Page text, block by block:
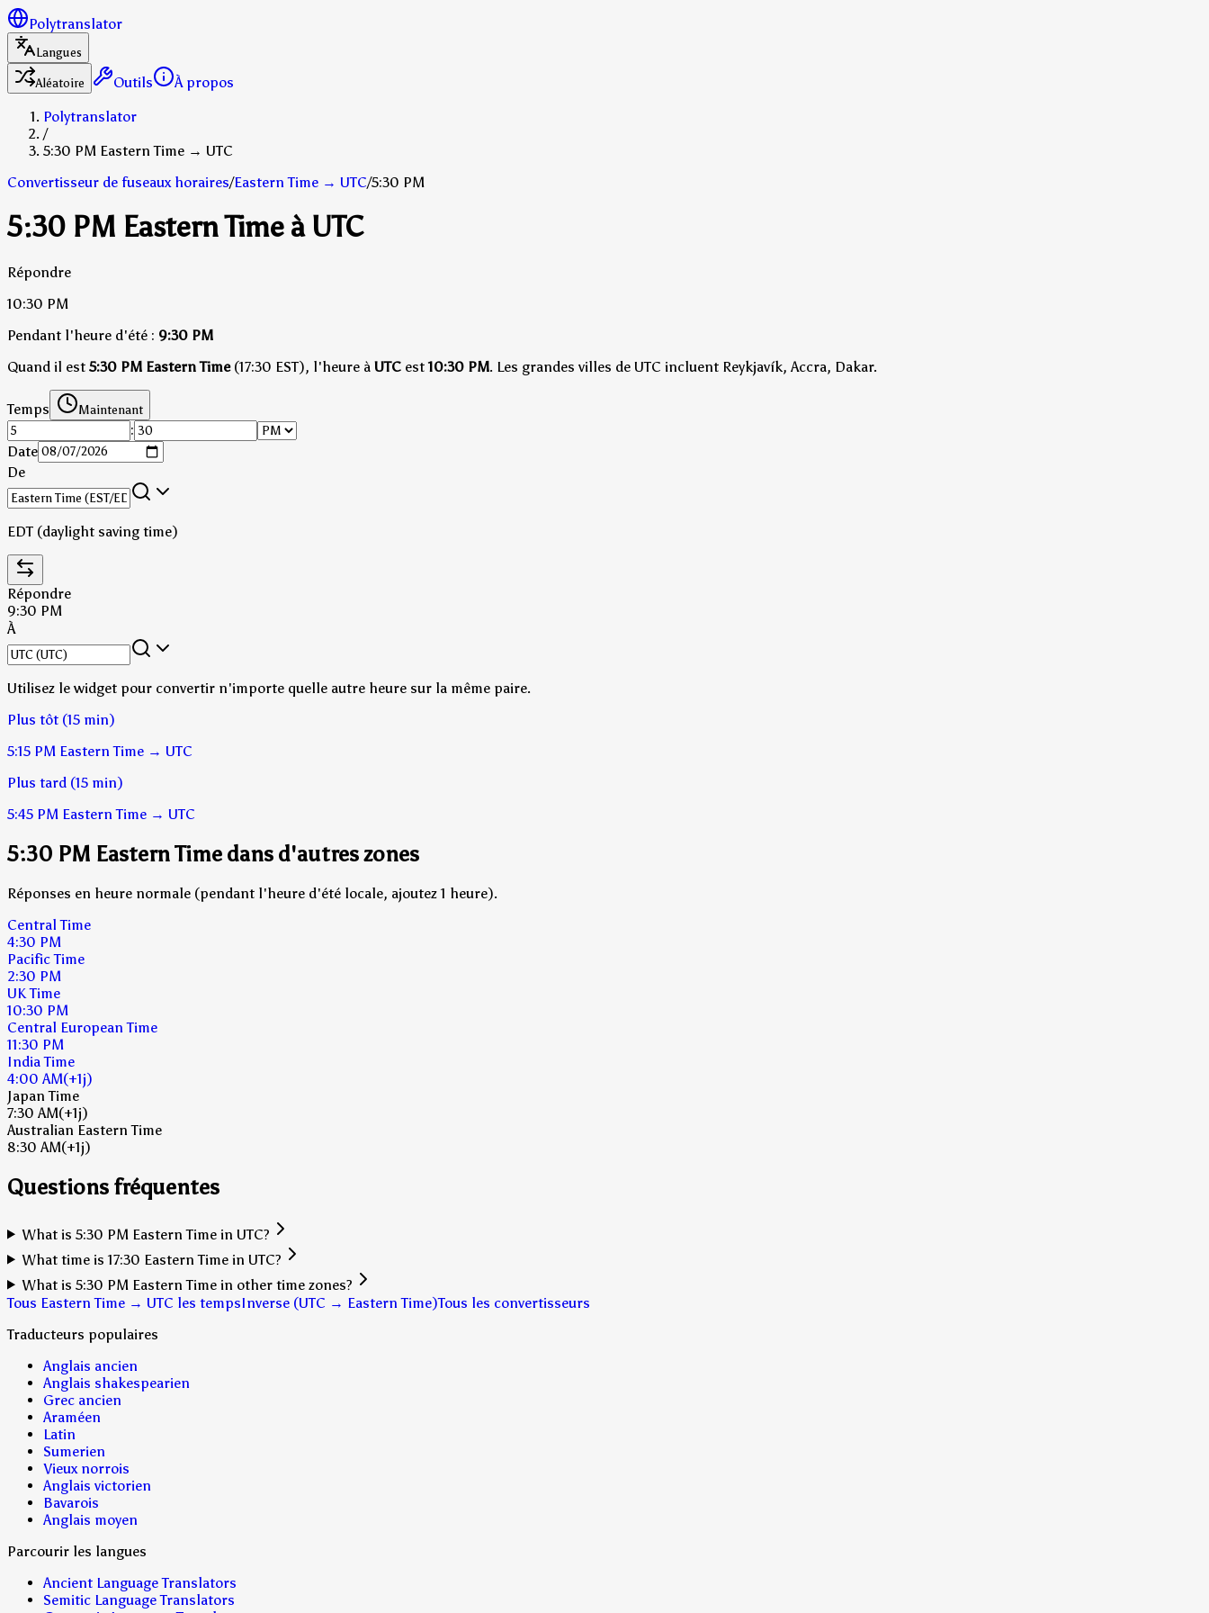
Polytranslator
Langues
Aléatoire
Outils
À propos
Polytranslator
/
5:30 PM Eastern Time → UTC
Convertisseur de fuseaux horaires/Eastern Time → UTC/5:30 PM
5:30 PM Eastern Time à UTC
Répondre
10:30 PM
Pendant l'heure d'été : 9:30 PM
Quand il est 5:30 PM Eastern Time(17:30 EST), l'heure à UTC est10:30 PM. Les grandes villes de UTC incluent Reykjavík, Accra, Dakar.
Temps Maintenant
:
Date
De
EDT (daylight saving time)
Répondre
9:30 PM
À
Utilisez le widget pour convertir n'importe quelle autre heure sur la même paire.
Plus tôt (15 min)
5:15 PM Eastern Time → UTC
Plus tard (15 min)
5:45 PM Eastern Time → UTC
5:30 PM Eastern Time dans d'autres zones
Réponses en heure normale (pendant l'heure d'été locale, ajoutez 1 heure).
Central Time
4:30 PM
Pacific Time
2:30 PM
UK Time
10:30 PM
Central European Time
11:30 PM
India Time
4:00 AM(+1j)
Japan Time
7:30 AM(+1j)
Australian Eastern Time
8:30 AM(+1j)
Questions fréquentes
What is 5:30 PM Eastern Time in UTC?
What time is 17:30 Eastern Time in UTC?
What is 5:30 PM Eastern Time in other time zones?
Tous Eastern Time → UTC les tempsInverse (UTC → Eastern Time)Tous les convertisseurs
Traducteurs populaires
Anglais ancien
Anglais shakespearien
Grec ancien
Araméen
Latin
Sumerien
Vieux norrois
Anglais victorien
Bavarois
Anglais moyen
Parcourir les langues
Ancient Language Translators
Semitic Language Translators